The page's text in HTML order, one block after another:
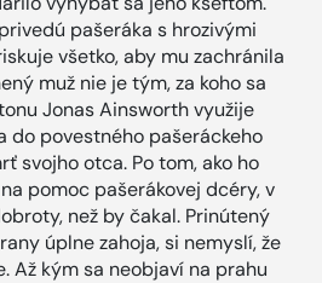
pašeráka s hrozivými
všetko, aby mu zachránila
muž nie je tým, za koho sa
Jonas Ainsworth využije
do povestného pašeráckeho
svojho otca. Po tom, ako ho
pomoc pašerákovej dcéry, v
než by čakal. Prinútený
úplne zahoja, si nemyslí, že
Až kým sa neobjaví na prahu